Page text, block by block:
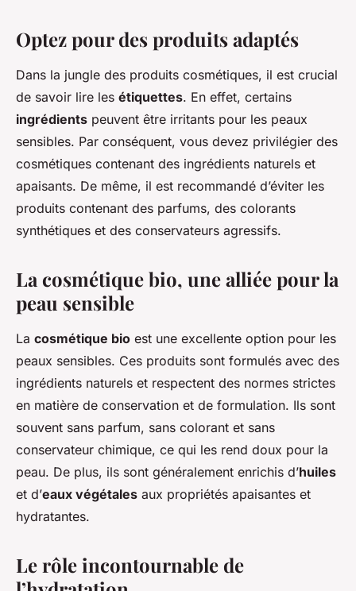
Optez pour des produits adaptés
Dans la jungle des produits cosmétiques, il est crucial
de savoir lire les étiquettes. En effet, certains
ingrédients peuvent être irritants pour les peaux
sensibles. Par conséquent, vous devez privilégier des
cosmétiques contenant des ingrédients naturels et
apaisants. De même, il est recommandé d’éviter les
produits contenant des parfums, des colorants
synthétiques et des conservateurs agressifs.
La cosmétique bio, une alliée pour la
peau sensible
La cosmétique bio est une excellente option pour les
peaux sensibles. Ces produits sont formulés avec des
ingrédients naturels et respectent des normes strictes
en matière de conservation et de formulation. Ils sont
souvent sans parfum, sans colorant et sans
conservateur chimique, ce qui les rend doux pour la
peau. De plus, ils sont généralement enrichis d’huiles
et d’eaux végétales aux propriétés apaisantes et
hydratantes.
Le rôle incontournable de